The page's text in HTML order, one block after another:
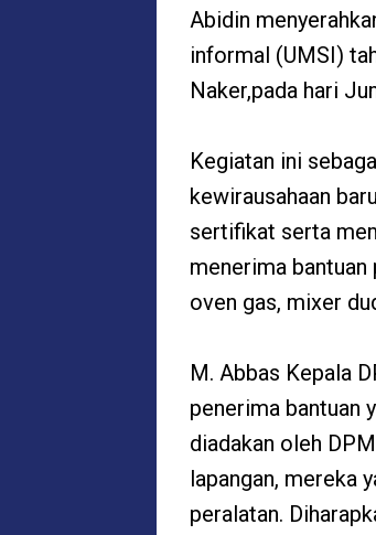
Abidin
informal (UMSI)
Naker,pada hari
Kegiatan ini
kewirausahaan
sertifikat serta
menerima
oven gas, mixer
M. Abbas Kepala
penerima bantuan
diadakan oleh
lapangan, mereka
peralatan.